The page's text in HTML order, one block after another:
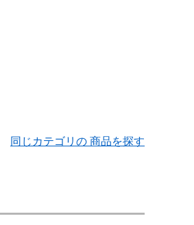
同じカテゴリの 商品を探す